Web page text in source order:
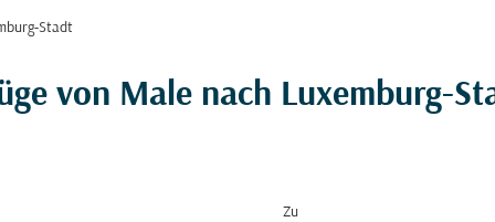
Stadt
von Male nach Luxemburg-
Zu
Ziel) zu aktualisieren oder mit den einzelnen Daten